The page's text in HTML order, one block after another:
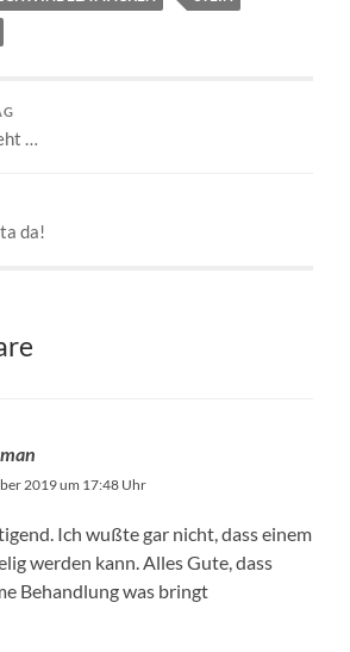
…
da!
2019 um 17:48 Uhr
Ich wußte gar nicht, dass einem
werden kann. Alles Gute, dass
Behandlung was bringt